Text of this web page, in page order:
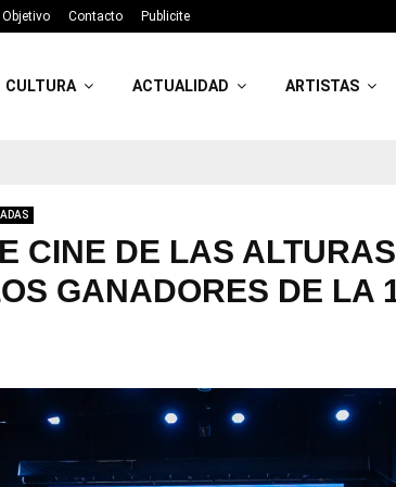
Contacto Publicite
CULTURA ACTUALIDAD ARTISTAS
CINE DE LAS ALTURAS
GANADORES DE LA